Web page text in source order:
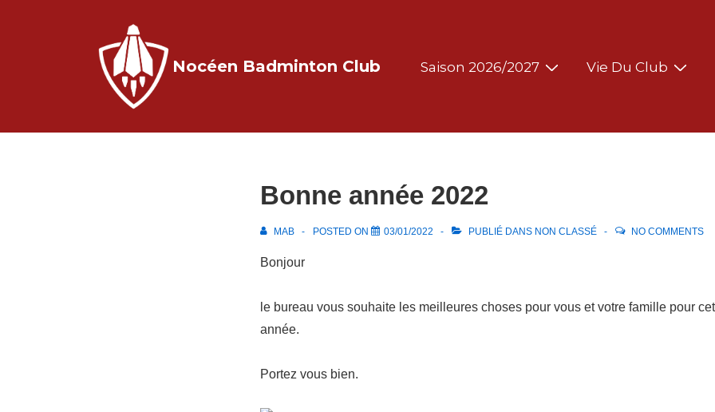
Nocéen Badminton Club
MainSaison 2026/2027 Vie Du Club
Bonne année 2022
MAB POSTED ON 03/01/2022 PUBLIÉ DANS NON CLASSÉ NO COMMENTS
Bonjour
le bureau vous souhaite les meilleures choses pour vous et votre famille pour
année.
Portez vous bien.